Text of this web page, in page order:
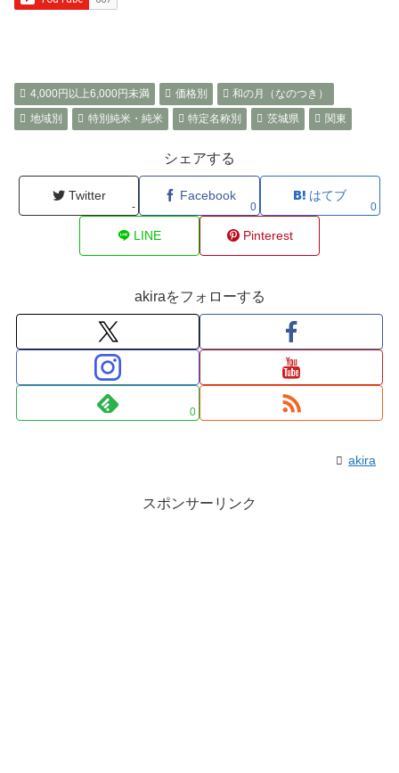
4,000円以上6,000円未満 価格別
和の月（なのつき）
地域別
特別純米・純米 特定名称別 茨城県 関東
シェアする
Twitter
-
Facebook
0
はてブ
0
LINE Pinterest
akiraをフォローする
0
akira
スポンサーリンク